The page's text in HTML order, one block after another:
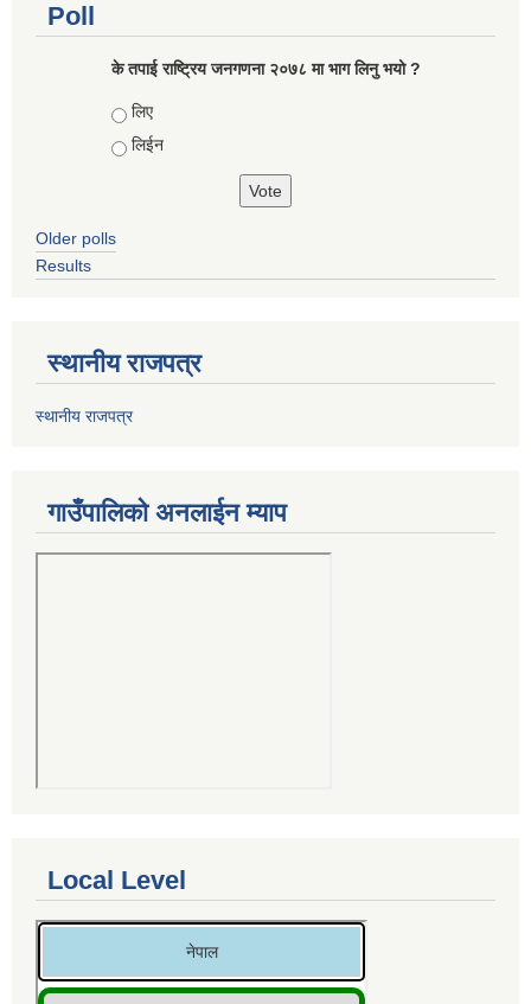
Poll
के तपाई राष्ट्रिय जनगणना २०७८ मा भाग लिनु भयो ?
Choices
लिए
लिईन
Older polls
Results
स्थानीय राजपत्र
स्थानीय राजपत्र
गाउँपालिको अनलाईन म्याप
Local Level